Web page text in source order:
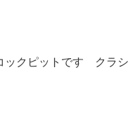
ックピットです クラシ